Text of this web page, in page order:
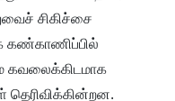
சிகிச்சை
கண்காணிப்பில்
கவலைக்கிடமாக